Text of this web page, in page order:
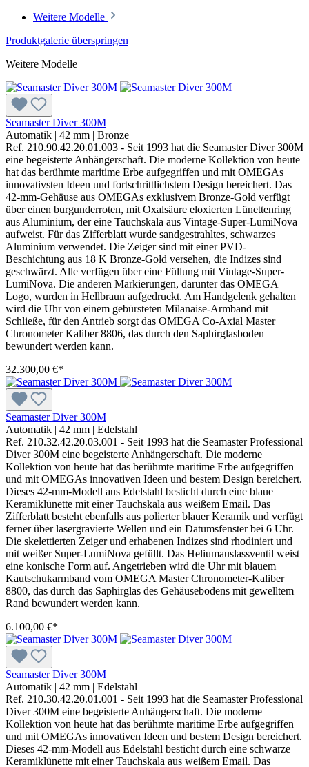
Weitere Modelle
Produktgalerie überspringen
Weitere Modelle
Seamaster Diver 300M
Automatik | 42 mm | Bronze
Ref. 210.90.42.20.01.003 - Seit 1993 hat die Seamaster Diver 300M
eine begeisterte Anhängerschaft. Die moderne Kollektion von heute
hat das berühmte maritime Erbe aufgegriffen und mit OMEGAs
innovativsten Ideen und fortschrittlichstem Design bereichert. Das
42-mm-Gehäuse aus OMEGAs exklusivem Bronze-Gold verfügt
über einen burgunderroten, mit Oxalsäure eloxierten Lünettenring
aus Aluminium, der eine Tauchskala aus Vintage-Super-LumiNova
aufweist. Für das Zifferblatt wurde sandgestrahltes, schwarzes
Aluminium verwendet. Die Zeiger sind mit einer PVD-
Beschichtung aus 18 K Bronze-Gold versehen, die Indizes sind
geschwärzt. Alle verfügen über eine Füllung mit Vintage-Super-
LumiNova. Die anderen Markierungen, darunter das OMEGA
Logo, wurden in Hellbraun aufgedruckt. Am Handgelenk gehalten
wird die Uhr von einem gebürsteten Milanaise-Armband mit
Schließe, für den Antrieb sorgt das OMEGA Co-Axial Master
Chronometer Kaliber 8806, das durch den Saphirglasboden
bewundert werden kann.
32.300,00 €*
Seamaster Diver 300M
Automatik | 42 mm | Edelstahl
Ref. 210.32.42.20.03.001 - Seit 1993 hat die Seamaster Professional
Diver 300M eine begeisterte Anhängerschaft. Die moderne
Kollektion von heute hat das berühmte maritime Erbe aufgegriffen
und mit OMEGAs innovativen Ideen und bestem Design bereichert.
Dieses 42-mm-Modell aus Edelstahl besticht durch eine blaue
Keramiklünette mit einer Tauchskala aus weißem Email. Das
Zifferblatt besteht ebenfalls aus polierter blauer Keramik und verfügt
ferner über lasergravierte Wellen und ein Datumsfenster bei 6 Uhr.
Die skelettierten Zeiger und erhabenen Indizes sind rhodiniert und
mit weißer Super-LumiNova gefüllt. Das Heliumauslassventil weist
eine konische Form auf. Angetrieben wird die Uhr mit blauem
Kautschukarmband vom OMEGA Master Chronometer-Kaliber
8800, das durch das Saphirglas des Gehäusebodens mit gewelltem
Rand bewundert werden kann.
6.100,00 €*
Seamaster Diver 300M
Automatik | 42 mm | Edelstahl
Ref. 210.30.42.20.01.001 - Seit 1993 hat die Seamaster Professional
Diver 300M eine begeisterte Anhängerschaft. Die moderne
Kollektion von heute hat das berühmte maritime Erbe aufgegriffen
und mit OMEGAs innovativen Ideen und bestem Design bereichert.
Dieses 42-mm-Modell aus Edelstahl besticht durch eine schwarze
Keramiklünette mit einer Tauchskala aus weißem Email. Das